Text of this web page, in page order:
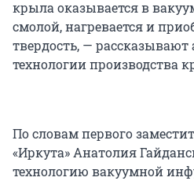
крыла оказывается в
смолой, нагревается и
твердость, —
технологии производства
По словам первого
«Иркута» Анатолия
технологию вакуумной